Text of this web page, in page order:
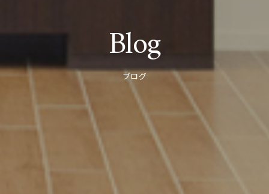
Blog
ブログ